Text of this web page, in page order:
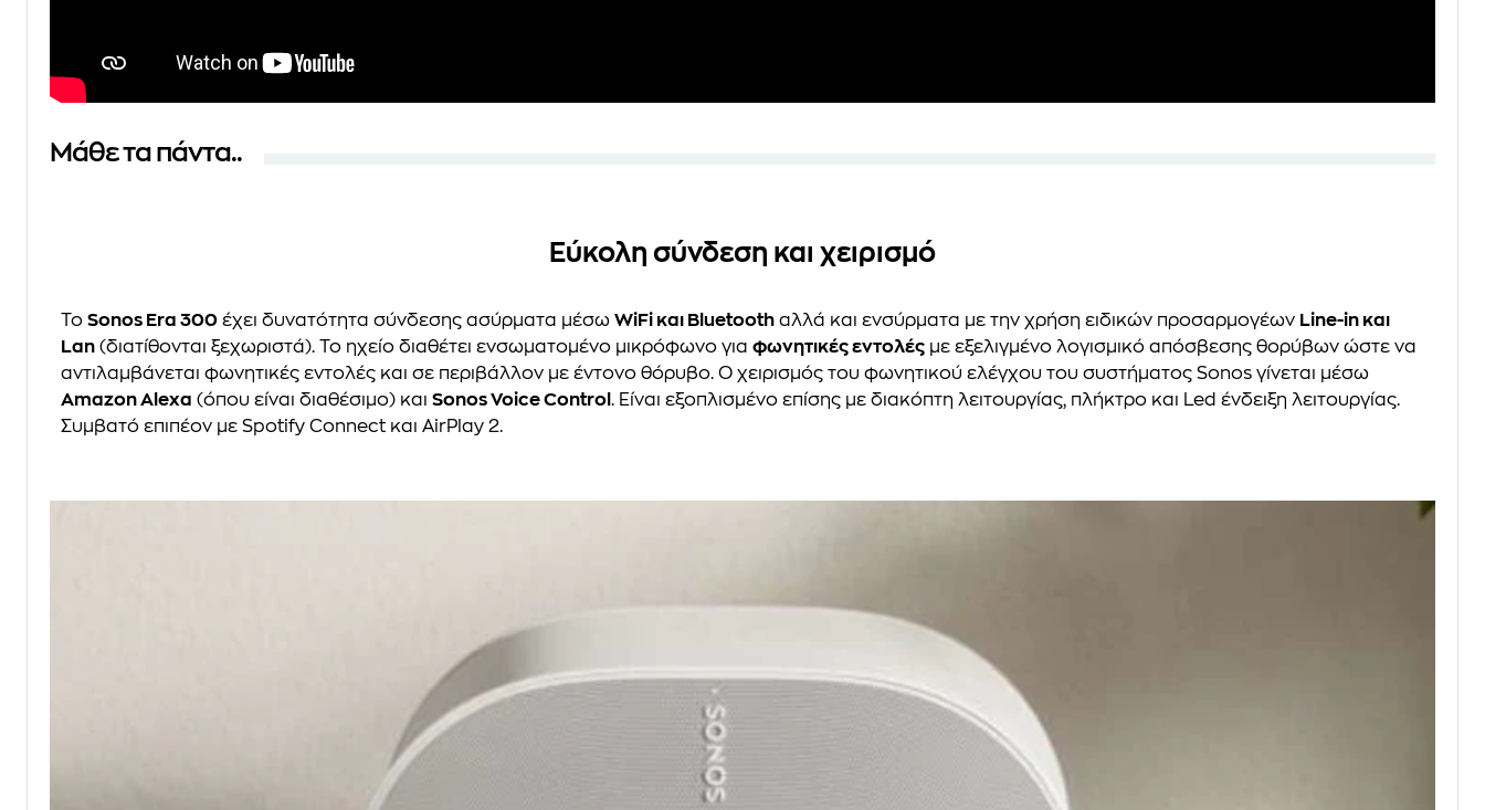
Μάθε τα πάντα..
Εύκολη σύνδεση και χειρισμό
Το Sonos Era 300 έχει δυνατότητα σύνδεσης ασύρματα μέσω WiFi και Bluetooth αλλά και ενσύρματα με την χρήση ειδικών προσαρμογέων Line-in και
Lan (διατίθονται ξεχωριστά). Το ηχείο διαθέτει ενσωματομένο μικρόφωνο για φωνητικές εντολές με εξελιγμένο λογισμικό απόσβεσης θορύβων ώστε να
αντιλαμβάνεται φωνητικές εντολές και σε περιβάλλον με έντονο θόρυβο. Ο χειρισμός του φωνητικού ελέγχου του συστήματος Sonos γίνεται μέσω
Amazon Alexa (όπου είναι διαθέσιμο) και Sonos Voice Control . Είναι εξοπλισμένο επίσης με διακόπτη λειτουργίας, πλήκτρο και Led ένδειξη λειτουργίας.
Συμβατό επιπέον με Spotify Connect και AirPlay 2.